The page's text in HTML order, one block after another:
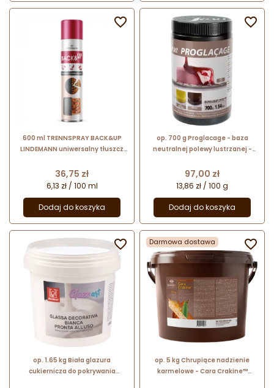
600 ml TRENNSPRAY BACK&UP
LINDEMANN uniwersalny tłuszcz
Cena
36,75 zł
6,13 zł / 100 ml
Dodaj do koszyka

op. 700 g Proglacage - baza
neutralnej polewy lustrzanej -
52737 Sosa Ingredients
Cena
97,00 zł
13,86 zł / 100 g
Dodaj do koszyka

op. 1.65 kg Biała glazura
cukiernicza do pokrywania
 Darmowa dostawa
op. 5 kg Chrupiące nadzienie
karmelowe - Cara Crakine™
